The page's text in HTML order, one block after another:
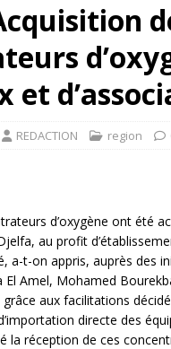
et
REDACTION region
d’oxygène ont été
au profit
a-t-on appris, auprès des
El Amel, Mohamed
aux facilitations
directe des
la réception de ces